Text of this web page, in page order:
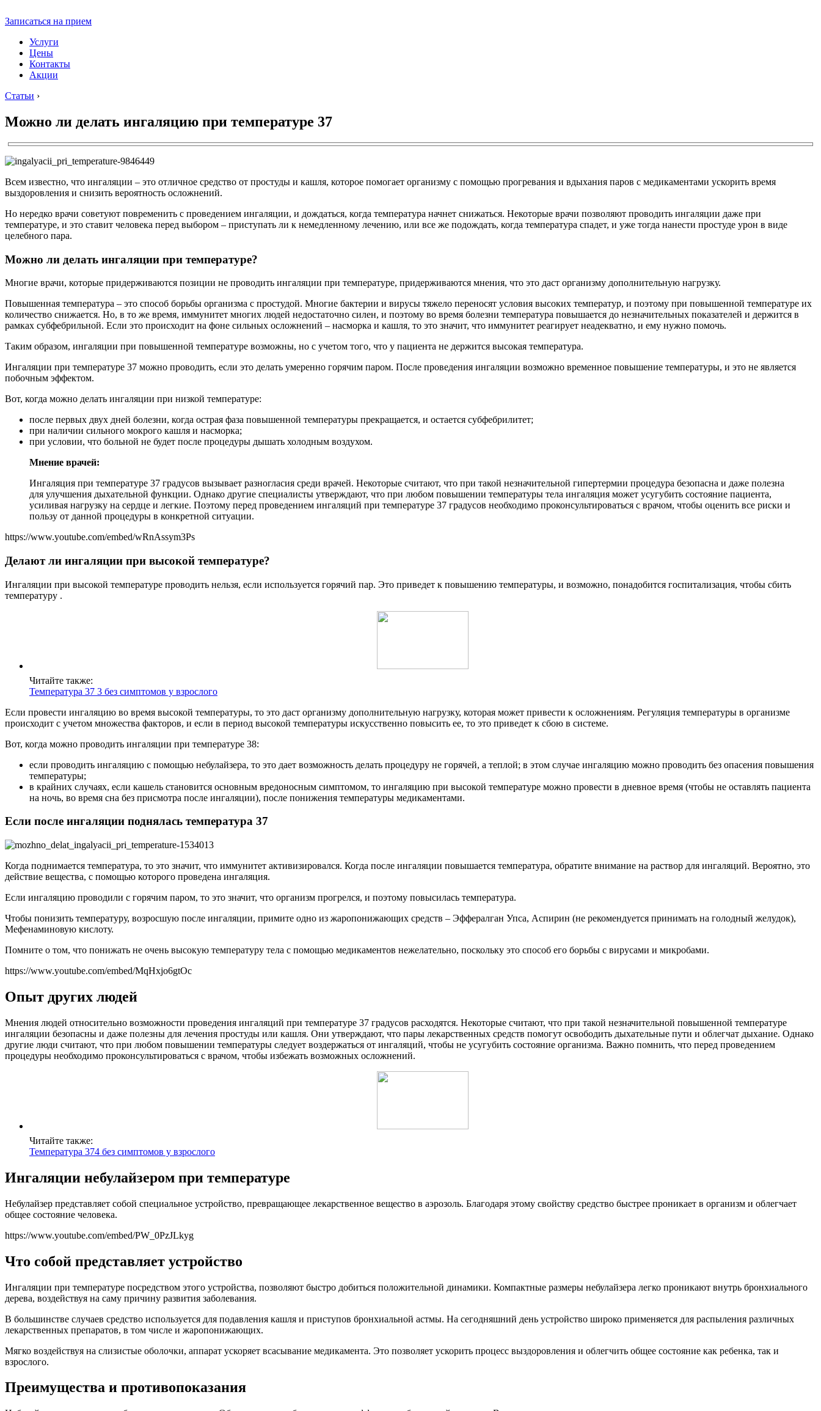
Записаться на прием
Услуги
Цены
Контакты
Акции
Статьи ›
Можно ли делать ингаляцию при температуре 37
Всем известно, что ингаляции – это отличное средство от простуды и кашля, которое помогает организму с помощью прогревания и вдыхания паров с медикаментами ускорить время
выздоровления и снизить вероятность осложнений.
Но нередко врачи советуют повременить с проведением ингаляции, и дождаться, когда температура начнет снижаться. Некоторые врачи позволяют проводить ингаляции даже при
температуре, и это ставит человека перед выбором – приступать ли к немедленному лечению, или все же подождать, когда температура спадет, и уже тогда нанести простуде урон в виде
целебного пара.
Можно ли делать ингаляции при температуре?
Многие врачи, которые придерживаются позиции не проводить ингаляции при температуре, придерживаются мнения, что это даст организму дополнительную нагрузку.
Повышенная температура – это способ борьбы организма с простудой. Многие бактерии и вирусы тяжело переносят условия высоких температур, и поэтому при повышенной температуре их
количество снижается. Но, в то же время, иммунитет многих людей недостаточно силен, и поэтому во время болезни температура повышается до незначительных показателей и держится в
рамках субфебрильной. Если это происходит на фоне сильных осложнений – насморка и кашля, то это значит, что иммунитет реагирует неадекватно, и ему нужно помочь.
Таким образом, ингаляции при повышенной температуре возможны, но с учетом того, что у пациента не держится высокая температура.
Ингаляции при температуре 37 можно проводить, если это делать умеренно горячим паром. После проведения ингаляции возможно временное повышение температуры, и это не является
побочным эффектом.
Вот, когда можно делать ингаляции при низкой температуре:
после первых двух дней болезни, когда острая фаза повышенной температуры прекращается, и остается субфебрилитет;
при наличии сильного мокрого кашля и насморка;
при условии, что больной не будет после процедуры дышать холодным воздухом.
Мнение врачей:
Ингаляция при температуре 37 градусов вызывает разногласия среди врачей. Некоторые считают, что при такой незначительной гипертермии процедура безопасна и даже полезна
для улучшения дыхательной функции. Однако другие специалисты утверждают, что при любом повышении температуры тела ингаляция может усугубить состояние пациента,
усиливая нагрузку на сердце и легкие. Поэтому перед проведением ингаляций при температуре 37 градусов необходимо проконсультироваться с врачом, чтобы оценить все риски и
пользу от данной процедуры в конкретной ситуации.
https://www.youtube.com/embed/wRnAssym3Ps
Делают ли ингаляции при высокой температуре?
Ингаляции при высокой температуре проводить нельзя, если используется горячий пар. Это приведет к повышению температуры, и возможно, понадобится госпитализация, чтобы сбить
температуру .
Читайте также:
Температура 37 3 без симптомов у взрослого
Если провести ингаляцию во время высокой температуры, то это даст организму дополнительную нагрузку, которая может привести к осложнениям. Регуляция температуры в организме
происходит с учетом множества факторов, и если в период высокой температуры искусственно повысить ее, то это приведет к сбою в системе.
Вот, когда можно проводить ингаляции при температуре 38:
если проводить ингаляцию с помощью небулайзера, то это дает возможность делать процедуру не горячей, а теплой; в этом случае ингаляцию можно проводить без опасения повышения
температуры;
в крайних случаях, если кашель становится основным вредоносным симптомом, то ингаляцию при высокой температуре можно провести в дневное время (чтобы не оставлять пациента
на ночь, во время сна без присмотра после ингаляции), после понижения температуры медикаментами.
Если после ингаляции поднялась температура 37
Когда поднимается температура, то это значит, что иммунитет активизировался. Когда после ингаляции повышается температура, обратите внимание на раствор для ингаляций. Вероятно, это
действие вещества, с помощью которого проведена ингаляция.
Если ингаляцию проводили с горячим паром, то это значит, что организм прогрелся, и поэтому повысилась температура.
Чтобы понизить температуру, возросшую после ингаляции, примите одно из жаропонижающих средств – Эффералган Упса, Аспирин (не рекомендуется принимать на голодный желудок),
Мефенаминовую кислоту.
Помните о том, что понижать не очень высокую температуру тела с помощью медикаментов нежелательно, поскольку это способ его борьбы с вирусами и микробами.
https://www.youtube.com/embed/MqHxjo6gtOc
Опыт других людей
Мнения людей относительно возможности проведения ингаляций при температуре 37 градусов расходятся. Некоторые считают, что при такой незначительной повышенной температуре
ингаляции безопасны и даже полезны для лечения простуды или кашля. Они утверждают, что пары лекарственных средств помогут освободить дыхательные пути и облегчат дыхание. Однако
другие люди считают, что при любом повышении температуры следует воздержаться от ингаляций, чтобы не усугубить состояние организма. Важно помнить, что перед проведением
процедуры необходимо проконсультироваться с врачом, чтобы избежать возможных осложнений.
Читайте также:
Температура 374 без симптомов у взрослого
Ингаляции небулайзером при температуре
Небулайзер представляет собой специальное устройство, превращающее лекарственное вещество в аэрозоль. Благодаря этому свойству средство быстрее проникает в организм и облегчает
общее состояние человека.
https://www.youtube.com/embed/PW_0PzJLkyg
Что собой представляет устройство
Ингаляции при температуре посредством этого устройства, позволяют быстро добиться положительной динамики. Компактные размеры небулайзера легко проникают внутрь бронхиального
дерева, воздействуя на саму причину развития заболевания.
В большинстве случаев средство используется для подавления кашля и приступов бронхиальной астмы. На сегодняшний день устройство широко применяется для распыления различных
лекарственных препаратов, в том числе и жаропонижающих.
Мягко воздействуя на слизистые оболочки, аппарат ускоряет всасывание медикамента. Это позволяет ускорить процесс выздоровления и облегчить общее состояние как ребенка, так и
взрослого.
Преимущества и противопоказания